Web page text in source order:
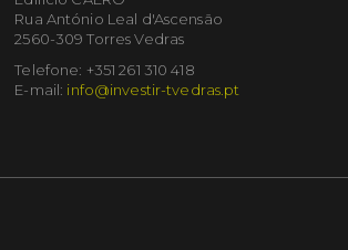
Rua António Leal d'Ascensão
2560-309 Torres Vedras
Telefone: +351 261 310 418
E-mail: info@investir-tvedras.pt